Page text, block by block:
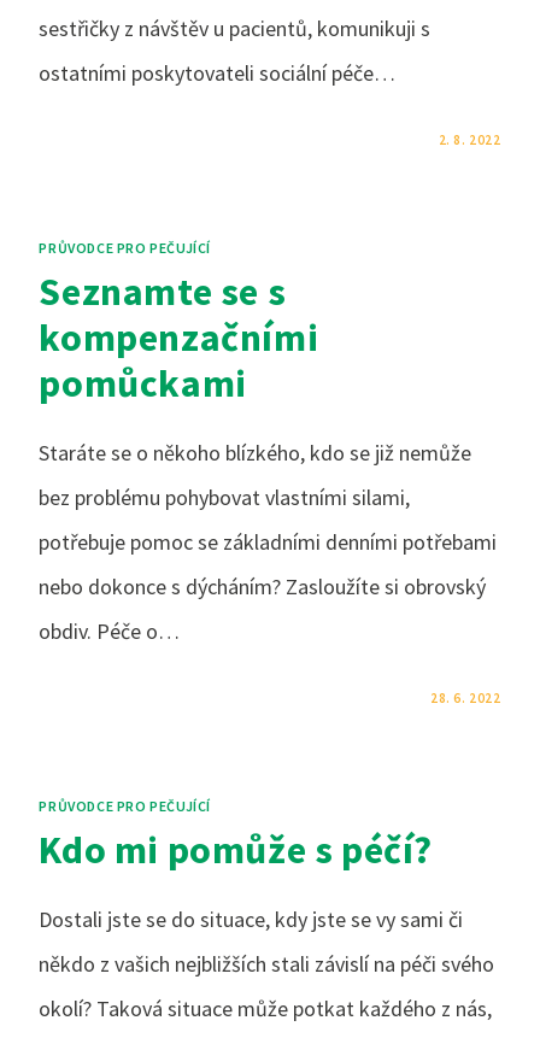
sestřičky z návštěv u pacientů, komunikuji s
ostatními poskytovateli sociální péče…
2. 8. 2022
PRŮVODCE PRO PEČUJÍCÍ
Seznamte se s
kompenzačními
pomůckami
Staráte se o někoho blízkého, kdo se již nemůže
bez problému pohybovat vlastními silami,
potřebuje pomoc se základními denními potřebami
nebo dokonce s dýcháním? Zasloužíte si obrovský
obdiv. Péče o…
28. 6. 2022
PRŮVODCE PRO PEČUJÍCÍ
Kdo mi pomůže s péčí?
Dostali jste se do situace, kdy jste se vy sami či
někdo z vašich nejbližších stali závislí na péči svého
okolí? Taková situace může potkat každého z nás,